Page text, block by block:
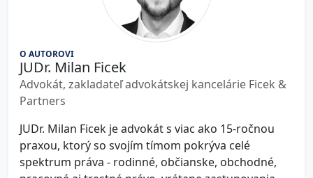
O AUTOROVI
JUDr. Milan Ficek
Advokát, zakladateľ advokátskej kancelárie Ficek &
Partners
JUDr. Milan Ficek je advokát s viac ako 15-ročnou
praxou, ktorý so svojím tímom pokrýva celé
spektrum práva - rodinné, občianske, obchodné,